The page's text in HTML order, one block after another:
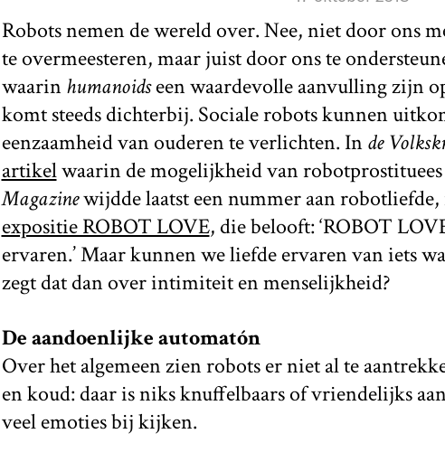
Robots nemen de wereld over. Nee, niet door ons
te overmeesteren, maar juist door ons te
waarinhumanoidseen waardevolle aanvulling zijn
komt steeds dichterbij. Sociale robots kunnen
eenzaamheid van ouderen te verlichten. Inde
artikelwaarin de mogelijkheid van
Magazinewijdde laatst een nummer aan
expositie ROBOT LOVE, die belooft: ‘ROBOT
ervaren.’ Maar kunnen we liefde ervaren van iets
zegt dat dan over intimiteit en menselijkheid?
De aandoenlijke automatón
Over het algemeen zien robots er niet al te
en koud: daar is niks knuffelbaars of vriendelijks
veel emoties bij kijken.